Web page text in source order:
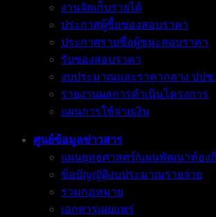
งานจัดเก็บรายได้
ประกาศผู้ซื้อซองสอบราคา
ประกาศรายชื่อผู้ชนะสอบราคา
รับซองสอบราคา
งบประมาณและราคากลาง ปปช.
รายงานผลการดำเนินโครงการ
แผนการใช้จ่ายเงิน
ศูนย์ข้อมูลข่าวสาร
แผนยุทธศาสตร์/แผนพัฒนาท้อง
ข้อบัญญัติงบประมาณรายจ่าย
รวมกฎหมาย
เอกสารเผยแพร่